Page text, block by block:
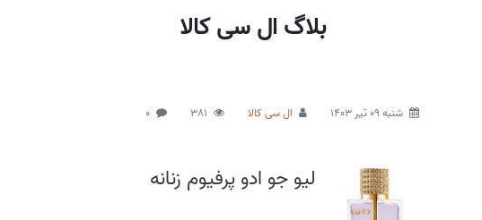
بلاگ ال سی کالا
شنبه 09 تیر 1403 ال سی کالا 381
0
لیو جو ادو پرفیوم زنانه